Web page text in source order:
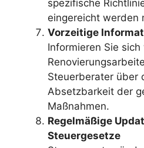
spezifische
eingereicht werden
Vorzeitige
Informieren Sie
Steuerberater über
Absetzbarkeit der
Maßnahmen.
Regelmäßige
Steuergesetze